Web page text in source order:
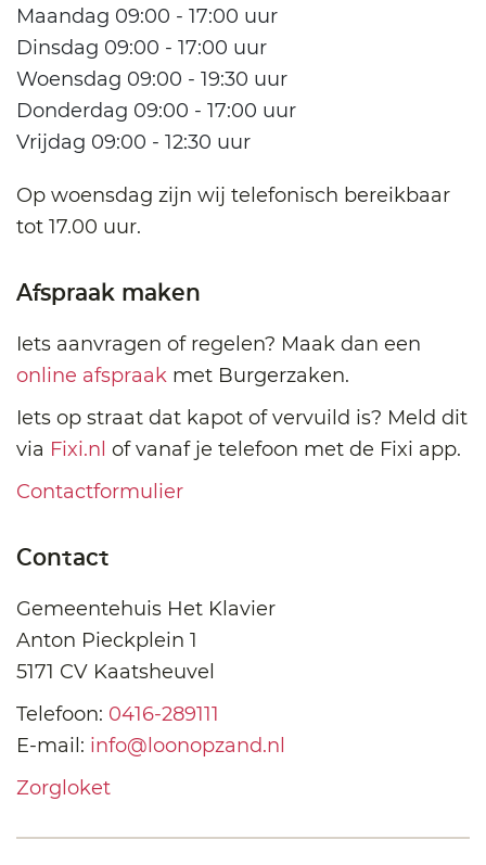
Maandag 09:00 - 17:00 uur
Dinsdag 09:00 - 17:00 uur
Woensdag 09:00 - 19:30 uur
Donderdag 09:00 - 17:00 uur
Vrijdag 09:00 - 12:30 uur
Op woensdag zijn wij telefonisch bereikbaar
tot 17.00 uur.
Afspraak maken
Iets aanvragen of regelen? Maak dan een
online afspraak met Burgerzaken.
Iets op straat dat kapot of vervuild is? Meld dit
via Fixi.nl of vanaf je telefoon met de Fixi app.
Contactformulier
Contact
Gemeentehuis Het Klavier
Anton Pieckplein 1
5171 CV Kaatsheuvel
Telefoon: 0416-289111
E-mail: info@loonopzand.nl
Zorgloket